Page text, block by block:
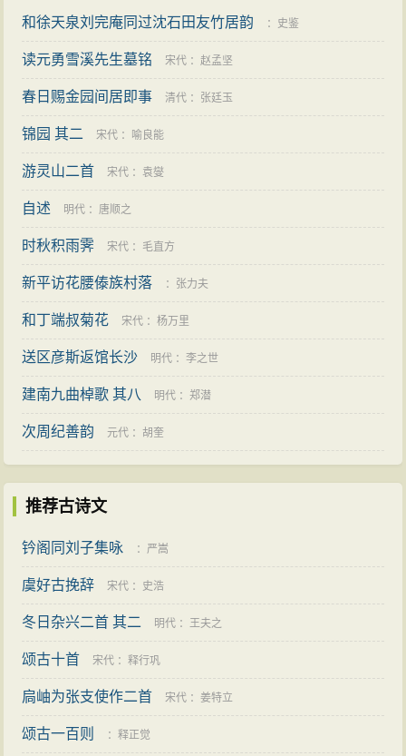
和徐天泉刘完庵同过沈石田友竹居韵 ： 史鉴
读元勇雪溪先生墓铭 宋代 ：赵孟坚
春日赐金园间居即事 清代 ： 张廷玉
锦园 其二 宋代 ： 喻良能
游灵山二首 宋代 ： 袁燮
自述 明代 ： 唐顺之
时秋积雨霁 宋代 ： 毛直方
新平访花腰傣族村落 ： 张力夫
和丁端叔菊花 宋代 ：杨万里
送区彦斯返馆长沙 明代 ：李之世
建南九曲棹歌 其八 明代 ：郑潜
次周纪善韵 元代 ：胡奎
推荐古诗文
钤阁同刘子集咏 ： 严嵩
虞好古挽辞 宋代 ： 史浩
冬日杂兴二首 其二 明代 ：王夫之
颂古十首 宋代 ：释行巩
扃岫为张支使作二首 宋代 ：姜特立
颂古一百则 ：释正觉